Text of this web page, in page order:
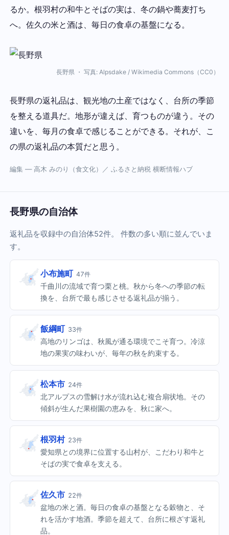
るか。根羽村の和牛とそばの実は、冬の鍋や蕎麦打ち
へ。佐久の米と酒は、毎日の食卓の基盤になる。
長野県 ・ 写真: Alpsdake / Wikimedia Commons（CC0）
長野県の返礼品は、観光地の土産ではなく、台所の季節
を整える道具だ。地形が違えば、育つものが違う。その
違いを、毎月の食卓で感じることができる。それが、こ
の県の返礼品の本質だと思う。
編集 — 高木 みのり（食文化）／ ふるさと納税 横断情報ハブ
長野県の自治体
返礼品を収録中の自治体52件。 件数の多い順に並んでいま
す。
小布施町 47件
千曲川の流域で育つ栗と桃。秋から冬への季節の転
換を、台所で最も感じさせる返礼品が揃う。
飯綱町 33件
高地のリンゴは、秋風が通る環境でこそ育つ。冷涼
地の果実の味わいが、毎年の秋を約束する。
松本市 24件
北アルプスの雪解け水が流れ込む複合扇状地。その
傾斜が生んだ果樹園の恵みを、秋に家へ。
根羽村 23件
愛知県との境界に位置する山村が、こだわり和牛と
そばの実で食卓を支える。
佐久市 22件
盆地の米と酒。毎日の食卓の基盤となる穀物と、そ
れを活かす地酒。季節を超えて、台所に根ざす返礼
品。